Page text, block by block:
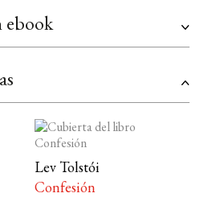
Lev Tolstói
Confesión